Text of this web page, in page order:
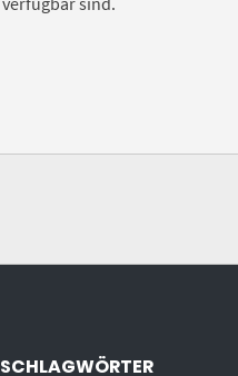
SCHLAGWÖRTER